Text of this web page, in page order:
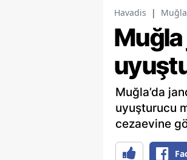
Havadis | Muğla
Muğla
Muğla’da
uyuşturucu
cezaevine